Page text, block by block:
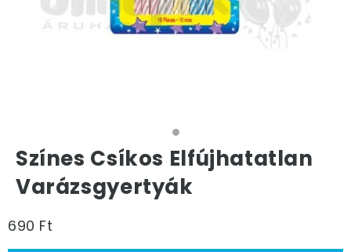
Színes Csíkos Elfújhatatlan
Varázsgyertyák
690 Ft